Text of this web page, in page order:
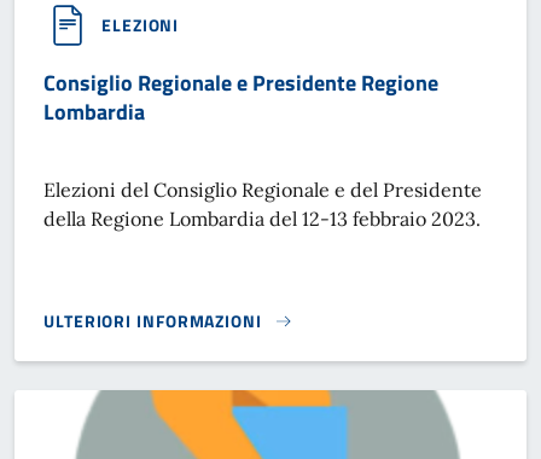
ELEZIONI
Consiglio Regionale e Presidente Regione
Lombardia
Elezioni del Consiglio Regionale e del Presidente
della Regione Lombardia del 12-13 febbraio 2023.
ULTERIORI INFORMAZIONI
CONSIGLIO REGIONALE E PRESIDENTE REGIONE